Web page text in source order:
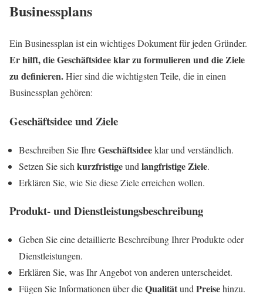
Businessplans
Ein Businessplan ist ein wichtiges Dokument für jeden Gründer.
Er hilft, die Geschäftsidee klar zu formulieren und die Ziele
zu definieren.Hier sind die wichtigsten Teile, die in einen
Businessplan gehören:
Geschäftsidee und Ziele
Beschreiben Sie IhreGeschäftsideeklar und verständlich.
Setzen Sie sich kurzfristigeund langfristige Ziele.
Erklären Sie, wie Sie diese Ziele erreichen wollen.
Produkt- und Dienstleistungsbeschreibung
Geben Sie eine detaillierte Beschreibung Ihrer Produkte oder
Dienstleistungen.
Erklären Sie, was Ihr Angebot von anderen unterscheidet.
Fügen Sie Informationen über dieQualitätund Preisehinzu.